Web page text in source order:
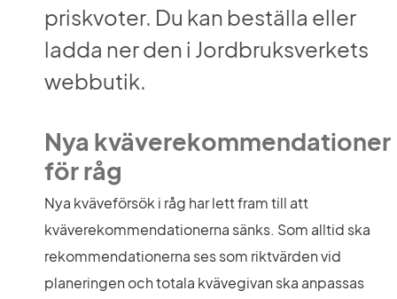
priskvoter. Du kan beställa eller
ladda ner den i Jordbruksverkets
webbutik.
Nya kväverekommendationer
för råg
Nya kväveförsök i råg har lett fram till att
kväverekommendationerna sänks. Som alltid ska
rekommendationerna ses som riktvärden vid
planeringen och totala kvävegivan ska anpassas